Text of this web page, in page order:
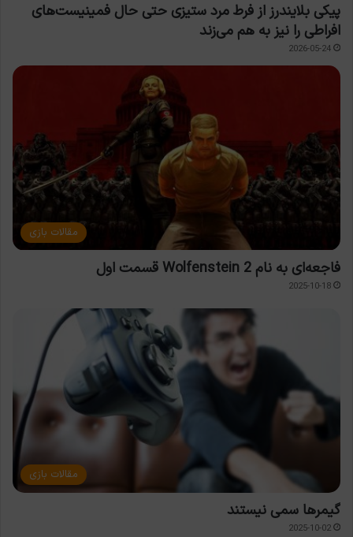
پیکی بلایندرز از فرط مرد ستیزی حتی حال فمینیست‌های
افراطی را نیز به هم می‌زند
2026-05-24
مقالات بازی
فاجعه‌ای به نام Wolfenstein 2 قسمت اول
2025-10-18
مقالات بازی
گیمرها سمی نیستند
2025-10-02